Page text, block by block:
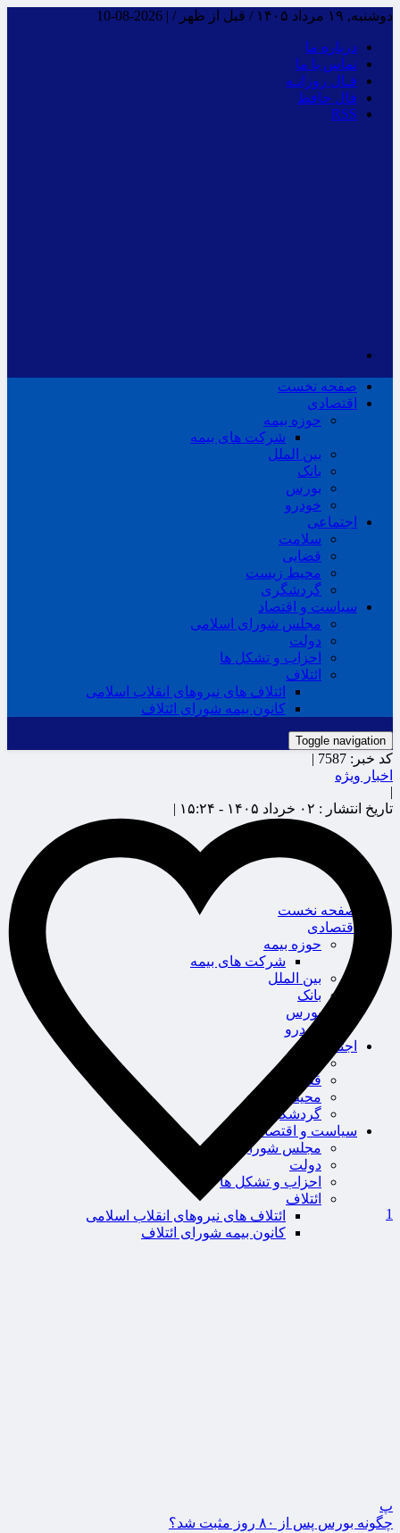
دوشنبه, ۱۹ مرداد ۱۴۰۵ / قبل از ظهر / |
2026-08-10
درباره ما
تماس با ما
فـال روزانـه
فال حافظ
RSS
صفحه نخست
اقتصادی
حوزه بیمه
شرکت های بیمه
بین الملل
بانک
بورس
خودرو
اجتماعی
سلامت
قضایی
محیط زیست
گردشگری
سیاست و اقتصاد
مجلس شورای اسلامی
دولت
احزاب و تشکل ها
ائتلاف
ائتلاف های نیروهای انقلاب اسلامی
کانون بیمه شورای ائتلاف
Toggle navigation
صفحه نخست
اقتصادی
حوزه بیمه
شرکت های بیمه
بین الملل
بانک
بورس
خودرو
اجتماعی
سلامت
قضایی
محیط زیست
گردشگری
سیاست و اقتصاد
مجلس شورای اسلامی
دولت
احزاب و تشکل ها
ائتلاف
ائتلاف های نیروهای انقلاب اسلامی
کانون بیمه شورای ائتلاف
کد خبر: 7587 |
اخبار ویژه
|
تاریخ انتشار : ۰۲ خرداد ۱۴۰۵ - ۱۵:۲۴ |
1
پ
چگونه بورس پس از ۸۰ روز مثبت شد؟